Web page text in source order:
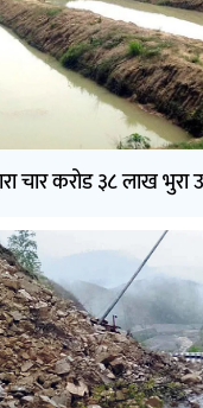
चार करोड ३८ लाख भुरा